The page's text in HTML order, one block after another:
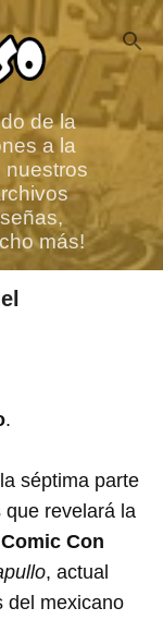
de la
a la
nuestros
más!
.
séptima parte
que revelará la
Con
, actual
del mexicano